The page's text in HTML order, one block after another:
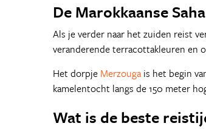
De Marokkaanse
Als je verder naar het zuiden reist
veranderende terracottakleuren en
Het dorpje Merzouga is het begin
kamelentocht langs de 150 meter
Wat is de beste